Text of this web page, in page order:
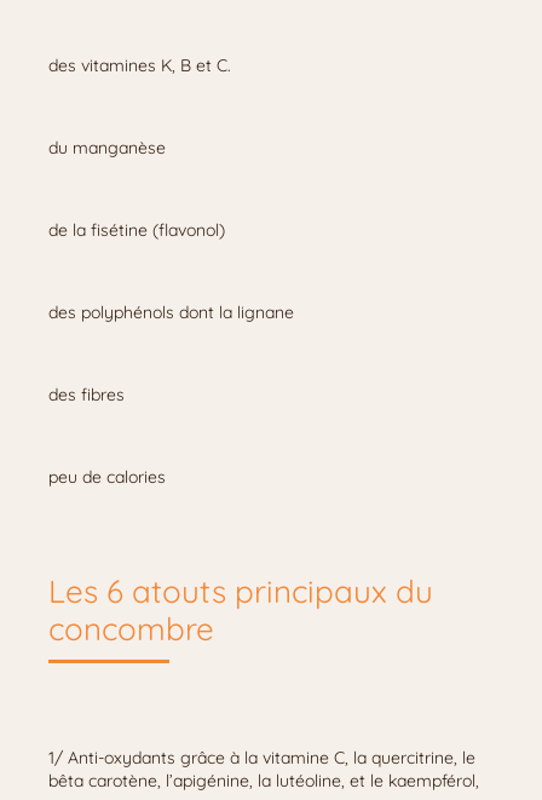
des vitamines K, B et C.
du manganèse
de la fisétine (flavonol)
des polyphénols dont la lignane
des fibres
peu de calories
Les 6 atouts principaux du
concombre
1/ Anti-oxydants grâce à la vitamine C, la quercitrine, le
bêta carotène, l’apigénine, la lutéoline, et le kaempférol,